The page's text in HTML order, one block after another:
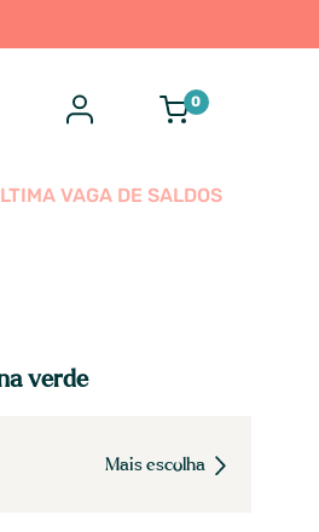
0
VAGA DE SALDOS
verde
Mais escolha